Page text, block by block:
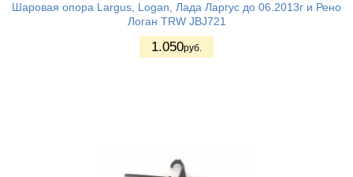
Шаровая опора Largus, Logan, Лада Ларгус до 06.2013г и Рено
Логан TRW JBJ721
1.050руб.